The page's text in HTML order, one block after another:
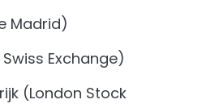
Madrid)
Exchange)
(London Stock